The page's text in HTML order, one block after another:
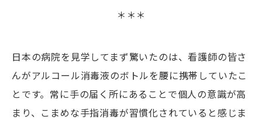
＊＊＊
日本の病院を見学してまず驚いたのは、看護師の皆さ
んがアルコール消毒液のボトルを腰に携帯していたこ
とです。常に手の届く所にあることで個人の意識が高
まり、こまめな手指消毒が習慣化されていると感じま